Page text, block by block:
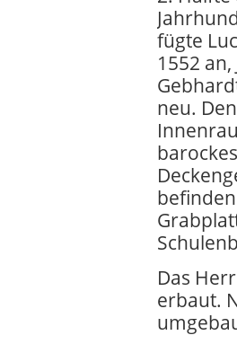
fügte
1552
neu.
barockes
Das
erbaut.